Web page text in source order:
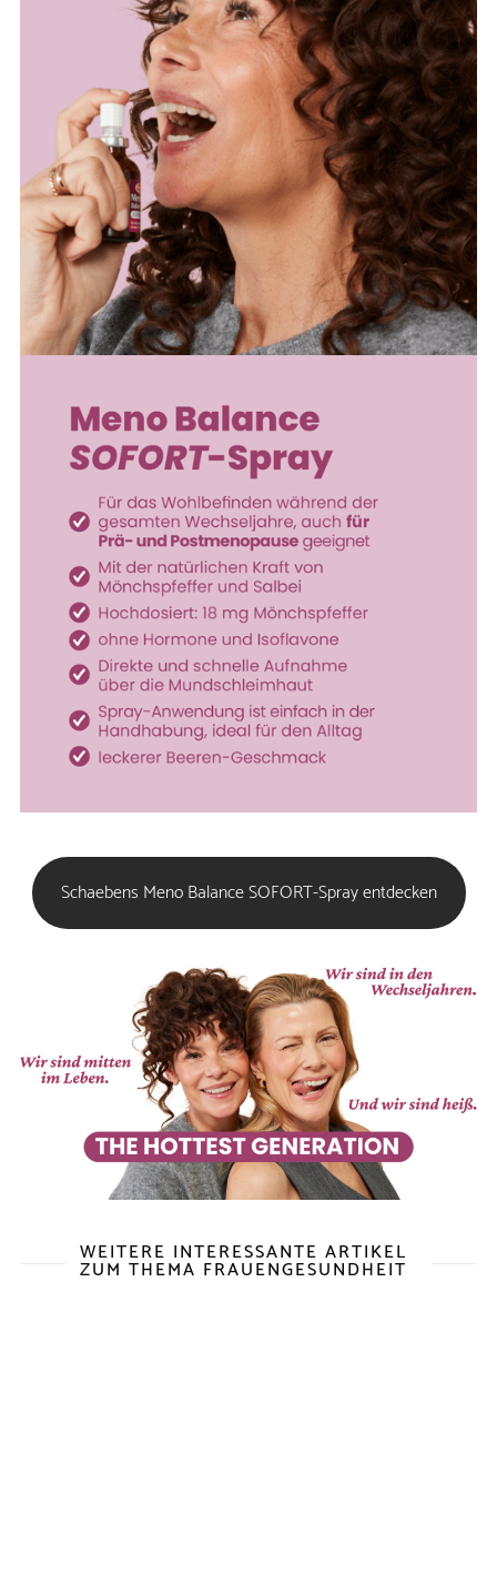
Schaebens Meno Balance SOFORT-Spray entdecken
WEITERE INTERESSANTE ARTIKEL
ZUM THEMA FRAUENGESUNDHEIT